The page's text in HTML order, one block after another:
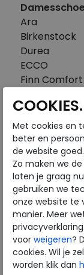
Ara
Birkenstock
Durea
ECCO
Finn Comfort
Gabor
Piedi Nudi
Pikolinos
Solidus
Think
Waldlaufer
Westland
Wolky
Australian
Birkenstock
Clarks
COOKIES.
Met cookies en
beter en
de website
Zo maken we
laten je graag
gebruiken we
onze website te
manier. Meer
voor weigeren?
cookies. Wil je
worden klik dan